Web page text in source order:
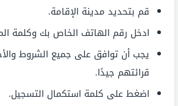
قم بتحديد مدينة الإقامة.
ادخل رقم الهاتف الخاص بك وكلمة
يجب أن توافق على جميع الشروط
قرائتهم جيدًا.
اضغط على كلمة استكمال التسجيل.